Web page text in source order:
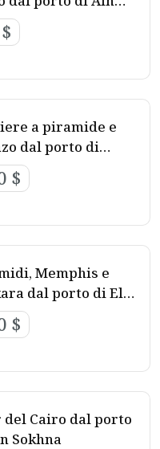
del Cairo e sono tra le
escursioni porti
del Cairo ,i tour
Giza,alla sfinge,inoltre la
porto el sokhna
dell`antica civiltà
e ad immergervi
il vostro tour al Cairo
in egitto
ad Ain El
a piramide e
dal porto di
$
Memphis e
dal porto di El
$
del Cairo dal porto
Sokhna